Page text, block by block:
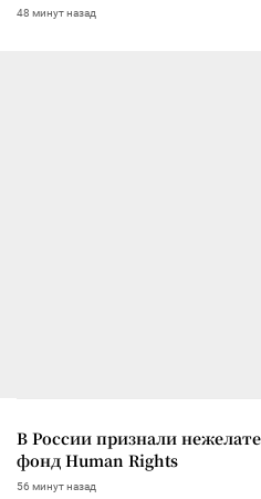
48 минут назад
В России признали
фонд Human Rights
56 минут назад